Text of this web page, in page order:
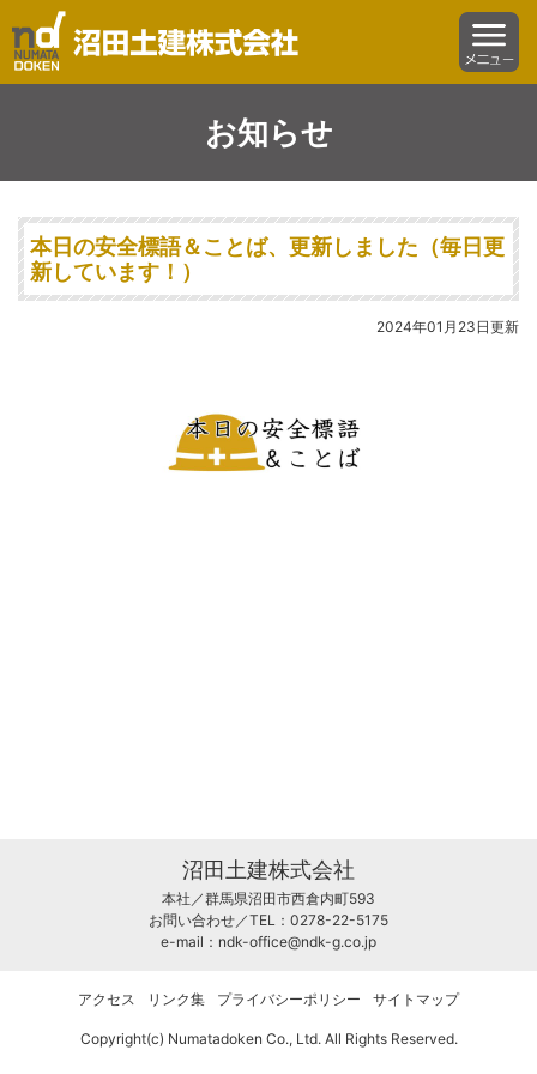
沼田土建株式会社 menu
お知らせ
本日の安全標語＆ことば、更新しました（毎日更
新しています！）
2024年01月23日更新
沼田土建株式会社
本社／群馬県沼田市西倉内町593
お問い合わせ／TEL：0278-22-5175
e-mail： ndk-office@ndk-g.co.jp
アクセス リンク集 プライバシーポリシー サイトマップ
Copyright(c) Numatadoken Co., Ltd. All Rights Reserved.